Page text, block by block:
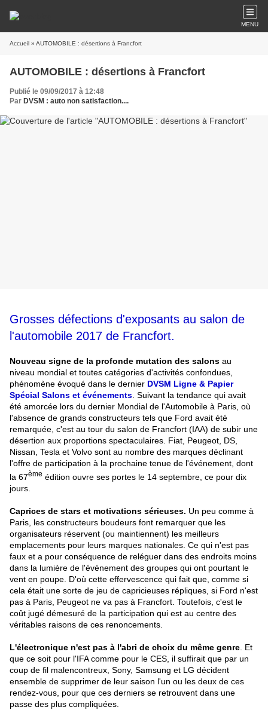
MENU
Accueil » AUTOMOBILE : désertions à Francfort
AUTOMOBILE : désertions à Francfort
Publié le 09/09/2017 à 12:48
Par DVSM : auto non satisfaction....
Grosses défections d'exposants au salon de
l'automobile 2017 de Francfort.
Nouveau signe de la profonde mutation des salons au
niveau mondial et toutes catégories d'activités confondues,
phénomène évoqué dans le dernier DVSM Ligne & Papier
Spécial Salons et événements . Suivant la tendance qui avait
été amorcée lors du dernier Mondial de l'Automobile à Paris, où
l'absence de grands constructeurs tels que Ford avait été
remarquée, c'est au tour du salon de Francfort (IAA) de subir une
désertion aux proportions spectaculaires. Fiat, Peugeot, DS,
Nissan, Tesla et Volvo sont au nombre des marques déclinant
l'offre de participation à la prochaine tenue de l'événement, dont
la 67ème édition ouvre ses portes le 14 septembre, ce pour dix
jours.
Caprices de stars et motivations sérieuses. Un peu comme à
Paris, les constructeurs boudeurs font remarquer que les
organisateurs réservent (ou maintiennent) les meilleurs
emplacements pour leurs marques nationales. Ce qui n'est pas
faux et a pour conséquence de reléguer dans des endroits moins
dans la lumière de l'événement des groupes qui ont pourtant le
vent en poupe. D'où cette effervescence qui fait que, comme si
cela était une sorte de jeu de capricieuses répliques, si Ford n'est
pas à Paris, Peugeot ne va pas à Francfort. Toutefois, c'est le
coût jugé démesuré de la participation qui est au centre des
véritables raisons de ces renoncements.
L'électronique n'est pas à l'abri de choix du même genre . Et
que ce soit pour l'IFA comme pour le CES, il suffirait que par un
coup de fil malencontreux, Sony, Samsung et LG décident
ensemble de supprimer de leur saison l'un ou les deux de ces
rendez-vous, pour que ces derniers se retrouvent dans une
passe des plus compliquées.